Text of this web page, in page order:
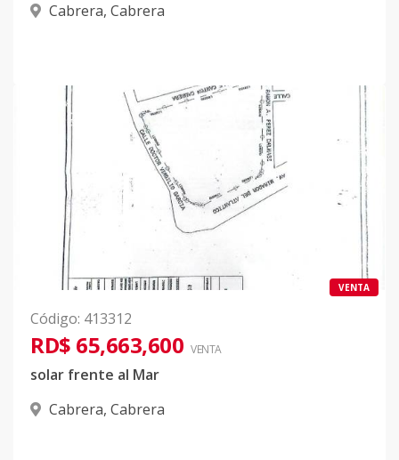
Cabrera, Cabrera
VENTA
Código: 413312
RD$ 65,663,600 VENTA
solar frente al Mar
Cabrera, Cabrera